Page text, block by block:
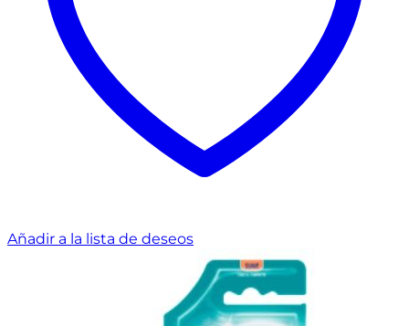
Añadir a la lista de deseos